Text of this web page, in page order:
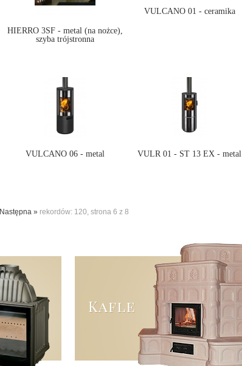
HIERRO 3SF - metal (na nożce),
szyba trójstronna
VULCANO 01 - ceramika
VULCANO 06 - metal VULR 01 - ST 13 EX - metal
Następna » rekordów: 120, strona 6 z 8